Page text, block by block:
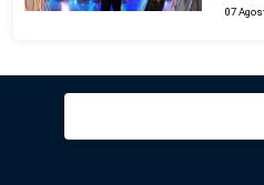
07
Ricerca